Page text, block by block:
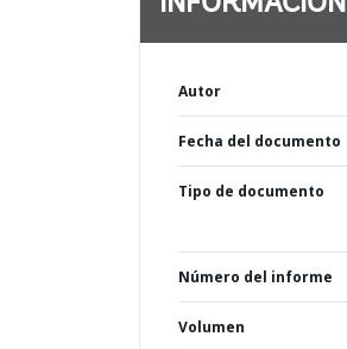
Autor
Fecha del documento
Tipo de documento
Número del informe
Volumen